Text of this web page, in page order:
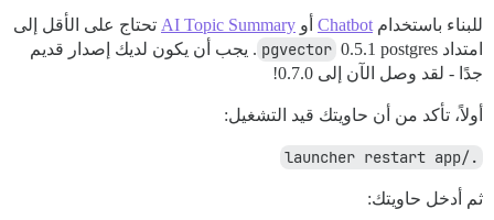
للبناء باستخدام Chatbot أو AI Topic Summary تحتاج على الأقل إلى
امتداد
pgvector 0.5.1 postgres. يجب أن يكون لديك إصدار قديم
جدًا - لقد وصل الآن إلى 0.7.0!
أولاً، تأكد من أن حاويتك قيد التشغيل:
./launcher restart app
ثم أدخل حاويتك: